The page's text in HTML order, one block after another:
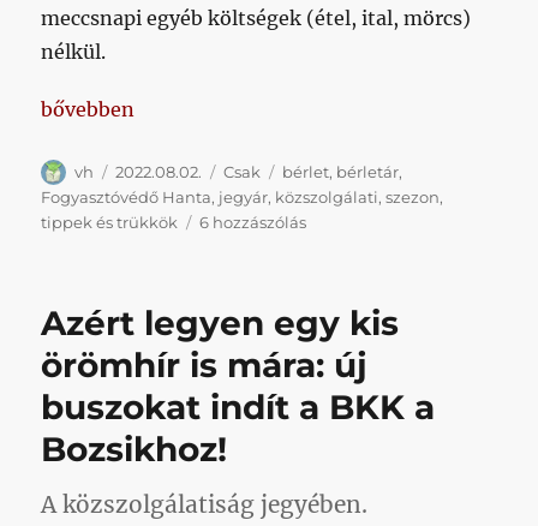
meccsnapi egyéb költségek (étel, ital, mörcs)
nélkül.
„Mennyibe fáj nagyjából egy maxos szezon?”
bővebben
Szerző
vh Közzétéve
2022.08.02. Kategória
Csak Címke
bérlet, bérletár,
Fogyasztóvédő Hanta, jegyár, közszolgálati,szezon,
tippek és trükkök
6 hozzászólásMennyibe
maxos
szezon?
című
bejegyzéshez
Azért legyen egy kis
örömhír is mára: új
buszokat indít a BKK a
Bozsikhoz!
A közszolgálatiság jegyében.